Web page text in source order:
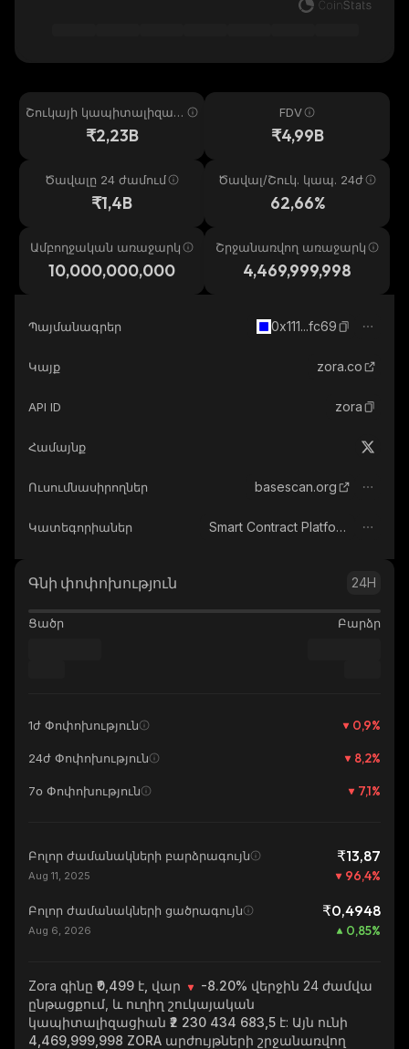
Շուկայի կապիտալիզաց
₹2,23B
FDV
₹4,99B
Ծավալը 24 ժամում
₹1,4B
Ծավալ/Շուկ. կապ. 24ժ
62,66%
Ամբողջական առաջարկ
10,000,000,000
Շրջանառվող առաջարկ
4,469,999,998
Պայմանագրեր 0x111...fc69
Կայք zora.co
API ID zora
Համայնք
Ուսումնասիրողներ basescan.org
Կատեգորիաներ Smart Contract Platform
Գնի փոփոխություն 24H
Ցածր Բարձր
1ժ Փոփոխություն 0,9%
24ժ Փոփոխություն 8,2%
7օ Փոփոխություն 7,1%
Բոլոր ժամանակների բարձրագույն ₹13,87
Aug 11, 2025 96,4%
Բոլոր ժամանակների ցածրագույն ₹0,4948
Aug 6, 2026 0,85%
Zora գինը ₹0,499 է, վար -8.20% վերջին 24 ժամվա
ընթացքում, և ուղիղ շուկայական
կապիտալիզացիան ₹2 230 434 683,5 է: Այն ունի
4,469,999,998 ZORA արժույթների շրջանառվող